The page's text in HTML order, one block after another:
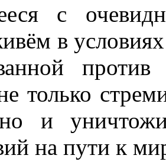
с
в
только
и
на пути к